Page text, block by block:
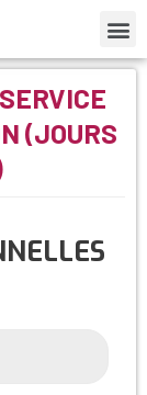
(JOURS